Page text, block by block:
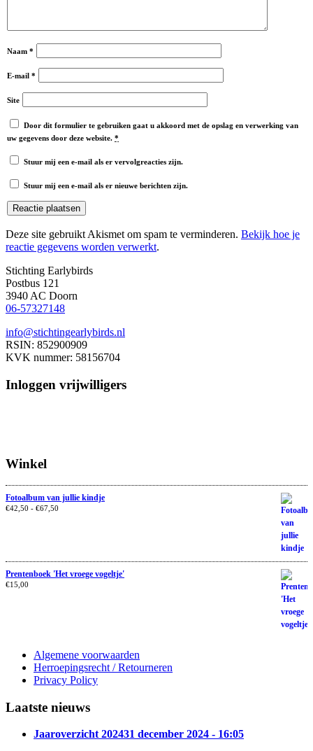
Naam *
E-mail *
Site
Door dit formulier te gebruiken gaat u akkoord met de opslag en verwerking van
uw gegevens door deze website. *
Stuur mij een e-mail als er vervolgreacties zijn.
Stuur mij een e-mail als er nieuwe berichten zijn.
Deze site gebruikt Akismet om spam te verminderen. Bekijk hoe je
reactie gegevens worden verwerkt.
Stichting Earlybirds
Postbus 121
3940 AC Doorn
06-57327148
info@stichtingearlybirds.nl
RSIN: 852900909
KVK nummer: 58156704
Inloggen vrijwilligers
Winkel
Fotoalbum van jullie kindje
€42,50 - €67,50
Prentenboek 'Het vroege vogeltje'
€15,00
Algemene voorwaarden
Herroepingsrecht / Retourneren
Privacy Policy
Laatste nieuws
Jaaroverzicht 202431 december 2024 - 16:05